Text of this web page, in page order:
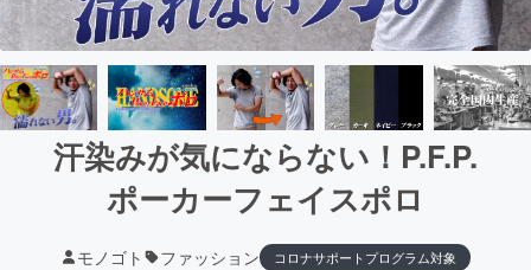
汗染みが気にならない！P.F.P.
ポーカーフェイスポロ
モノゴト ファッション コロナサポートプログラム対象